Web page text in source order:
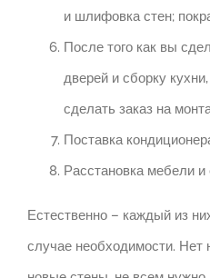
и шлифовка стен;
После того как вы
дверей и сборку
сделать заказ на
Поставка
Расстановка мебели и
Естественно – каждый из
случае необходимости. Нет